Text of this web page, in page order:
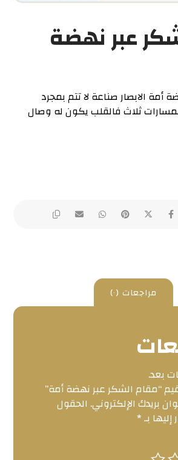
عبر نهضة
أمة الابصار صناعة لا تتم بمجرد
ثلاث فالقلب يكون له وصال
مراجعات (٠)
بعد.
“مقام الشكر عبر نهضة أمة”
بريدك الإلكتروني. الحقول
بـ*